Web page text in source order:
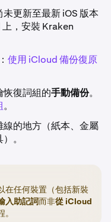
更新至最新 iOS 版本
上，安裝 Kraken
使用 iCloud 備份復原
恢復詞組的手動備份。
。
的地方（紙本、金屬
。
在任何裝置（包括新裝
入助記詞而非從 iCloud